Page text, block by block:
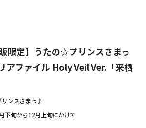
販限定】うたの☆プリンスさまっ
アファイル Holy Veil Ver.「来栖
ンスさまっ♪
下旬から12月上旬にかけて